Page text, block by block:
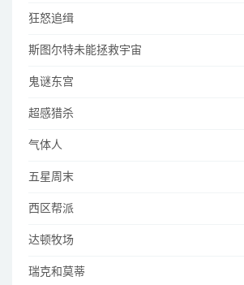
狂怒追缉
斯图尔特未能拯救宇宙
鬼谜东宫
超感猎杀
气体人
五星周末
西区帮派
达顿牧场
瑞克和莫蒂